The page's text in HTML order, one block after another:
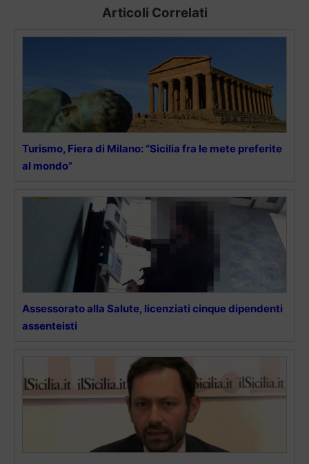
Articoli Correlati
Turismo, Fiera di Milano: “Sicilia fra le mete preferite
al mondo”
Assessorato alla Salute, licenziati cinque dipendenti
assenteisti